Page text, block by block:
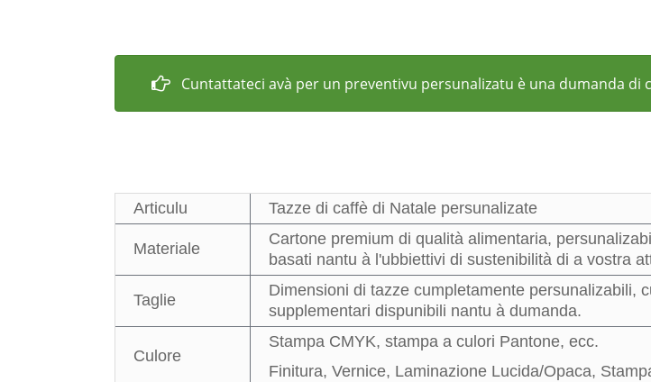
Cuntattateci avà per un preventivu persunalizatu è una dumanda di
Articulu Tazze di caffè di Natale persunalizate
Materiale
Cartone premium di qualità alimentaria,
basati nantu à l'ubbiettivi di sustenibilità di a vostra
Taglie
Dimensioni di tazze cumpletamente persunalizabili,
supplementari dispunibili nantu à dumanda.
Culore
Stampa CMYK, stampa a culori Pantone, ecc.
Finitura, Vernice, Laminazione Lucida/Opaca,